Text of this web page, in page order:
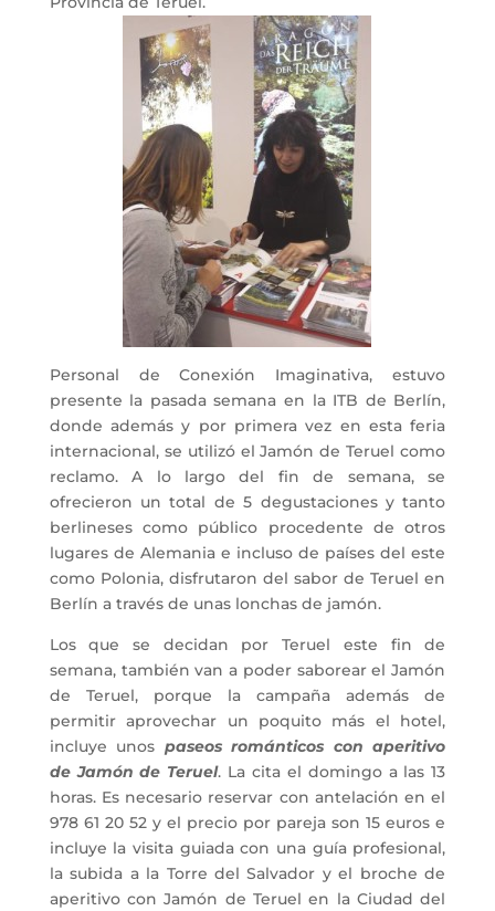
Personal de Conexión Imaginativa, estuvo
presente la pasada semana en la ITB de Berlín,
donde además y por primera vez en esta feria
internacional, se utilizó el Jamón de Teruel como
reclamo. A lo largo del fin de semana, se
ofrecieron un total de 5 degustaciones y tanto
berlineses como público procedente de otros
lugares de Alemania e incluso de países del este
como Polonia, disfrutaron del sabor de Teruel en
Berlín a través de unas lonchas de jamón.
Los que se decidan por Teruel este fin de
semana, también van a poder saborear el Jamón
de Teruel, porque la campaña además de
permitir aprovechar un poquito más el hotel,
incluye unos paseos románticos con aperitivo
de Jamón de Teruel. La cita el domingo a las 13
horas. Es necesario reservar con antelación en el
978 61 20 52 y el precio por pareja son 15 euros e
incluye la visita guiada con una guía profesional,
la subida a la Torre del Salvador y el broche de
aperitivo con Jamón de Teruel en la Ciudad del